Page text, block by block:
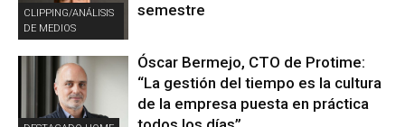
CLIPPING/ANÁLISIS
DE MEDIOS
semestre
Óscar Bermejo, CTO de Protime:
“La gestión del tiempo es la cultura
de la empresa puesta en práctica